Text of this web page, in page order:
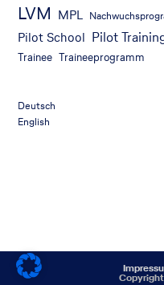
LVM MPL
Pilot School Pilot
Trainee Traineeprogramm
Deutsch
English